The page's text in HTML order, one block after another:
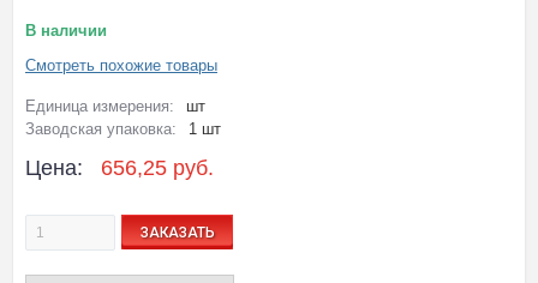
В наличии
Смотреть похожие товары
Единица измерения:
шт
Заводская упаковка:
1 шт
Цена: 656,25 руб.
ЗАКАЗАТЬ